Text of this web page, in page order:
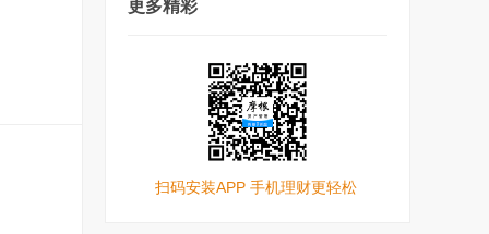
更多精彩
扫码安装APP 手机理财更轻松